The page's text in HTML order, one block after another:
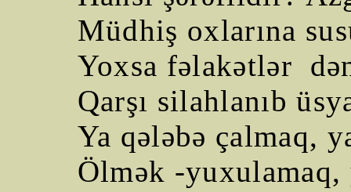
Müdhiş oxlarına
Yoxsa fəlakətlər
Qarşı silahlanıb
Ya qələbə çalmaq,
Ölmək -yuxulamaq,